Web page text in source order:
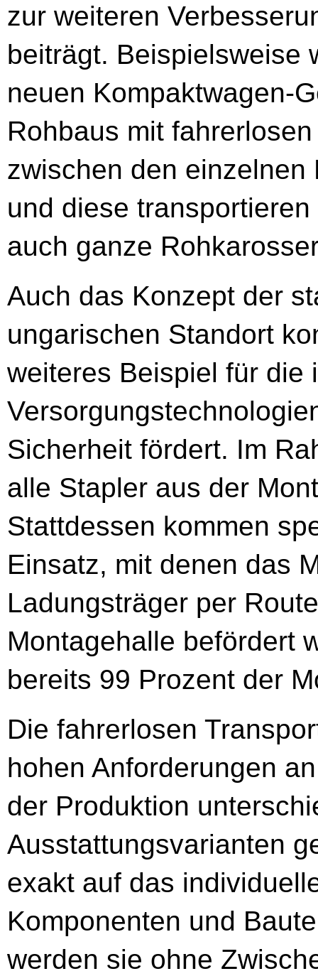
zur weiteren
beiträgt. Beispielsweise
neuen Kompaktwagen-
Rohbaus mit
zwischen den
und diese
auch ganze
Auch das Konzept der
ungarischen Standort
weiteres Beispiel für die
Sicherheit fördert. Im
alle Stapler aus der
Stattdessen kommen
Einsatz, mit denen das
Ladungsträger per
Montagehalle befördert
bereits 99 Prozent der
Die fahrerlosen
hohen Anforderungen
der Produktion
Ausstattungsvarianten
exakt auf das
Komponenten und
werden sie ohne